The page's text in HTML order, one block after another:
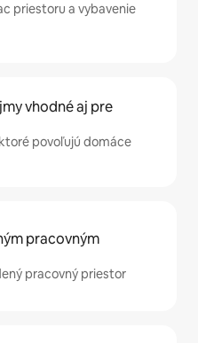
priestoru a vybavenie
vhodné aj pre
povoľujú domáce
pracovným
pracovný priestor